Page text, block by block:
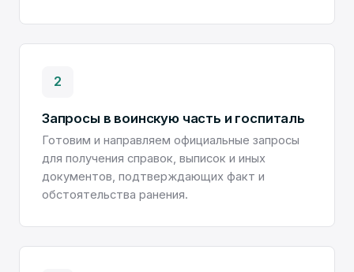
2
Запросы в воинскую часть и госпиталь
Готовим и направляем официальные запросы
для получения справок, выписок и иных
документов, подтверждающих факт и
обстоятельства ранения.